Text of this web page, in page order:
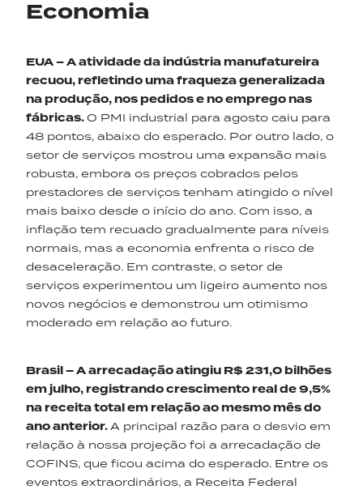
Economia
EUA– A atividade da indústria manufatureira
recuou, refletindo uma fraqueza generalizada
na produção, nos pedidos e no emprego nas
fábricas.O PMI industrial para agosto caiu para
48 pontos, abaixo do esperado. Por outro lado, o
setor de serviços mostrou uma expansão mais
robusta, embora os preços cobrados pelos
prestadores de serviços tenham atingido o nível
mais baixo desde o início do ano. Com isso, a
inflação tem recuado gradualmente para níveis
normais, mas a economia enfrenta o risco de
desaceleração. Em contraste, o setor de
serviços experimentou um ligeiro aumento nos
novos negócios e demonstrou um otimismo
moderado em relação ao futuro.
Brasil – A arrecadação atingiu R$ 231,0 bilhões
em julho, registrando crescimento real de 9,5%
na receita total em relação ao mesmo mês do
ano anterior.A principal razão para o desvio em
relação à nossa projeção foi a arrecadação de
COFINS, que ficou acima do esperado. Entre os
eventos extraordinários, a Receita Federal